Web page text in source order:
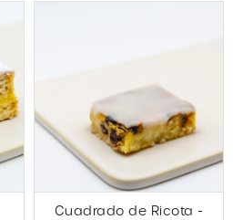
Cuadrado de Ricota -